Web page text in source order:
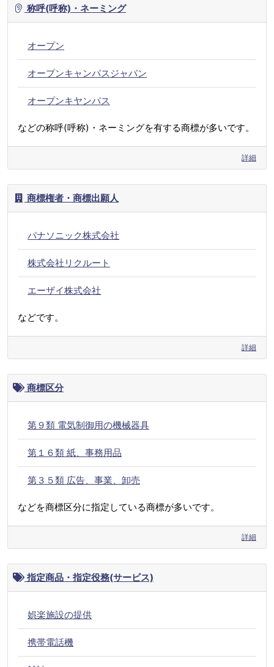
称呼(呼称)・ネーミング
オープン
オープンキャンパスジャパン
オープンキヤンパス
などの称呼(呼称)・ネーミングを有する商標が多いです。
詳細
商標権者・商標出願人
パナソニック株式会社
株式会社リクルート
エーザイ株式会社
などです。
詳細
商標区分
第９類 電気制御用の機械器具
第１６類 紙、事務用品
第３５類 広告、事業、卸売
などを商標区分に指定している商標が多いです。
詳細
指定商品・指定役務(サービス)
娯楽施設の提供
携帯電話機